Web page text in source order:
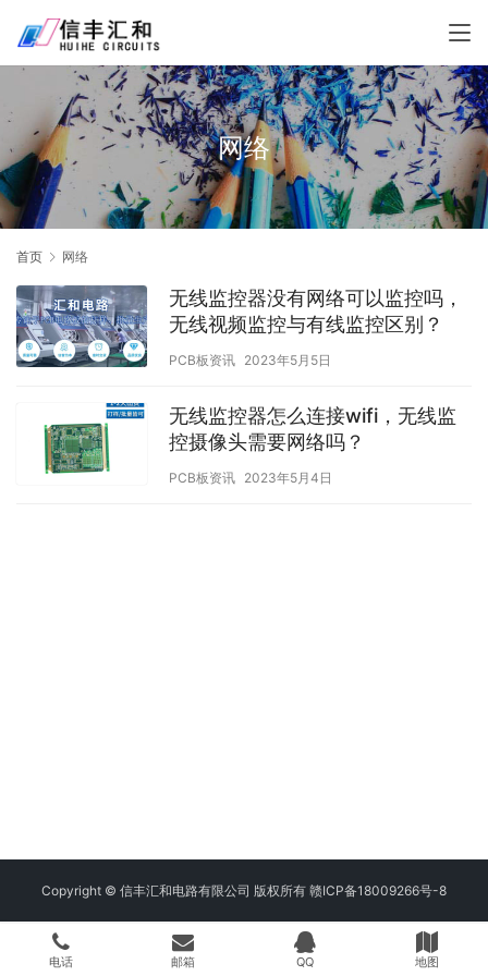
网络
首页 网络
无线监控器没有网络可以监控吗，
无线视频监控与有线监控区别？
PCB板资讯 2023年5月5日
无线监控器怎么连接wifi，无线监
控摄像头需要网络吗？
PCB板资讯 2023年5月4日
Copyright © 信丰汇和电路有限公司 版权所有 赣ICP备18009266号-8
电话 邮箱 QQ 地图